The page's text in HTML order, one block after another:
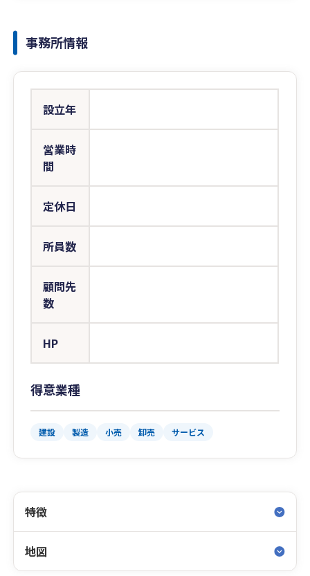
事務所情報
設立年
営業時
間
定休日
所員数
顧問先
数
HP
得意業種
建設 製造 小売 卸売 サービス
特徴
地図